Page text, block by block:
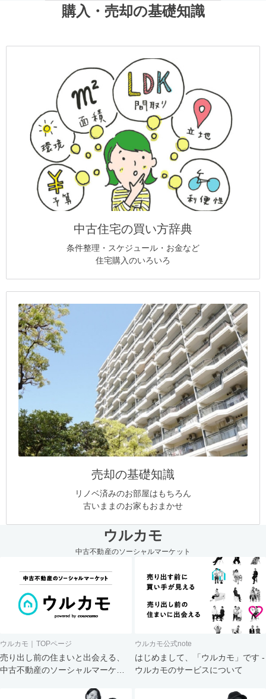
購入・売却の基礎知識
中古住宅の買い方辞典
条件整理・スケジュール・お金など
住宅購入のいろいろ
売却の基礎知識
リノベ済みのお部屋はもちろん
古いままのお家もおまかせ
ウルカモ
中古不動産のソーシャルマーケット
ウルカモ｜TOPページ
売り出し前の住まいと出会える、
中古不動産のソーシャルマーケッ
ウルカモ公式note
はじめまして、「ウルカモ」です -
ウルカモのサービスについて